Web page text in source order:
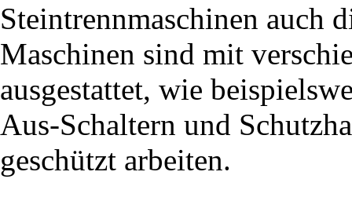
Steintrennmaschinen auch
Maschinen sind mit
ausgestattet, wie
Aus-Schaltern und
geschützt arbeiten.